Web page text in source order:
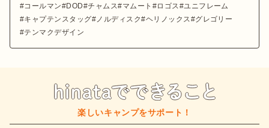
コールマン
DOD チャムス マムート ロゴス
ユニフレーム
キャプテンスタッグ
ノルディスク ヘリノックス
グレゴリー
テンマクデザイン
楽しいキャンプをサポート！